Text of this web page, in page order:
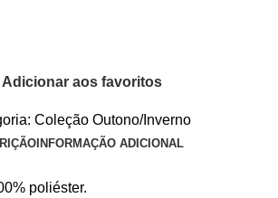
Adicionar aos favoritos
Coleção Outono/Inverno
INFORMAÇÃO ADICIONAL
poliéster.